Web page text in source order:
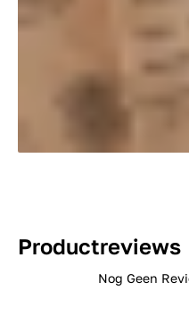
Productreviews
Nog Geen